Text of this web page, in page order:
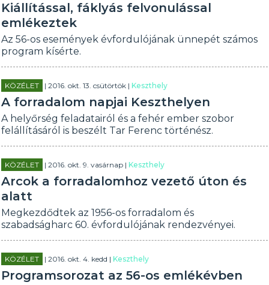
Kiállítással, fáklyás felvonulással
emlékeztek
Az 56-os események évfordulójának ünnepét számos
program kísérte.
KÖZÉLET | 2016. okt. 13. csütörtök |Keszthely
A forradalom napjai Keszthelyen
A helyőrség feladatairól és a fehér ember szobor
felállításáról is beszélt Tar Ferenc történész.
KÖZÉLET | 2016. okt. 9. vasárnap |Keszthely
Arcok a forradalomhoz vezető úton és
alatt
Megkezdődtek az 1956-os forradalom és
szabadságharc 60. évfordulójának rendezvényei.
KÖZÉLET | 2016. okt. 4. kedd |Keszthely
Programsorozat az 56-os emlékévben